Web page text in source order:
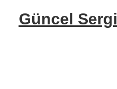
Güncel Sergi